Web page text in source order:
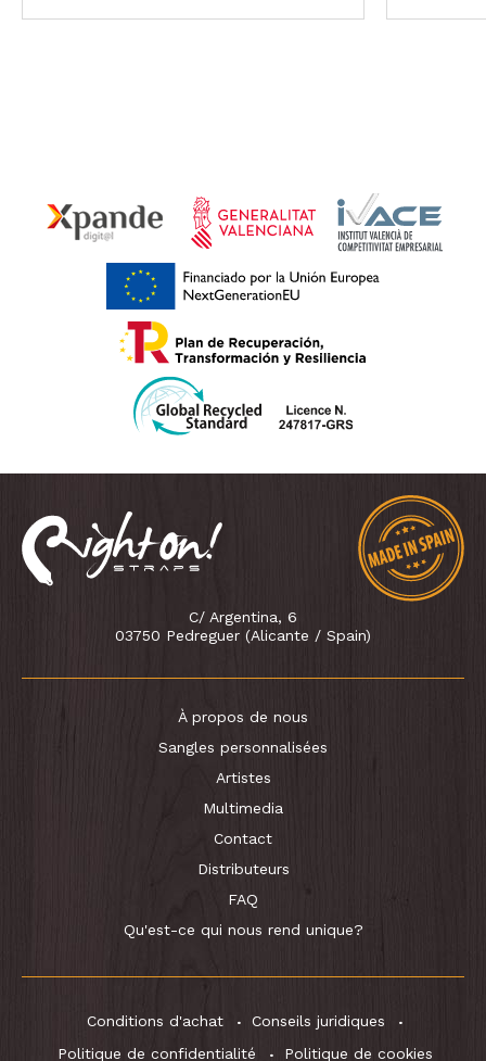
C/ Argentina, 6
03750 Pedreguer (Alicante / Spain)
À propos de nous
Sangles personnalisées
Artistes
Multimedia
Contact
Distributeurs
FAQ
Qu'est-ce qui nous rend unique?
Conditions d'achat
Conseils juridiques
Politique de confidentialité
Politique de cookies